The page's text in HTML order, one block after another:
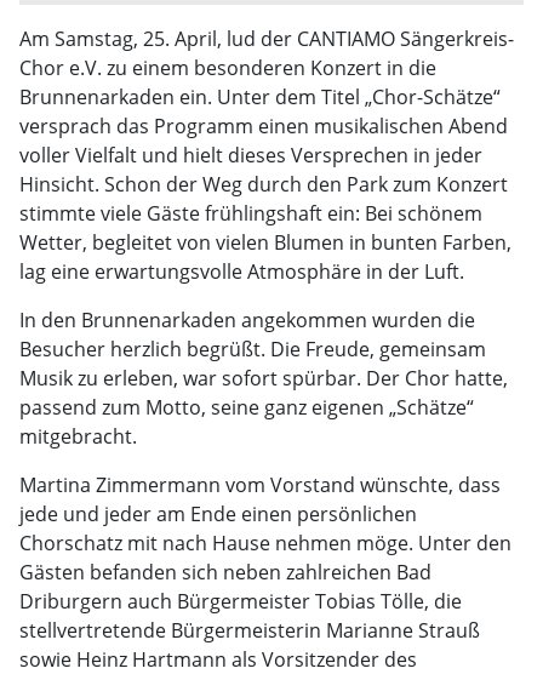
Am Samstag, 25. April, lud der CANTIAMO Sängerkreis-
Chor e.V. zu einem besonderen Konzert in die
Brunnenarkaden ein. Unter dem Titel „Chor-Schätze“
versprach das Programm einen musikalischen Abend
voller Vielfalt und hielt dieses Versprechen in jeder
Hinsicht. Schon der Weg durch den Park zum Konzert
stimmte viele Gäste frühlingshaft ein: Bei schönem
Wetter, begleitet von vielen Blumen in bunten Farben,
lag eine erwartungsvolle Atmosphäre in der Luft.
In den Brunnenarkaden angekommen wurden die
Besucher herzlich begrüßt. Die Freude, gemeinsam
Musik zu erleben, war sofort spürbar. Der Chor hatte,
passend zum Motto, seine ganz eigenen „Schätze“
mitgebracht.
Martina Zimmermann vom Vorstand wünschte, dass
jede und jeder am Ende einen persönlichen
Chorschatz mit nach Hause nehmen möge. Unter den
Gästen befanden sich neben zahlreichen Bad
Driburgern auch Bürgermeister Tobias Tölle, die
stellvertretende Bürgermeisterin Marianne Strauß
sowie Heinz Hartmann als Vorsitzender des